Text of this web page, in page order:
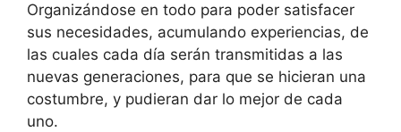
Organizándose en todo para poder satisfacer
sus necesidades, acumulando experiencias, de
las cuales cada día serán transmitidas a las
nuevas generaciones, para que se hicieran una
costumbre, y pudieran dar lo mejor de cada
uno.